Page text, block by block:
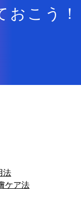
こう！
法
ケア法